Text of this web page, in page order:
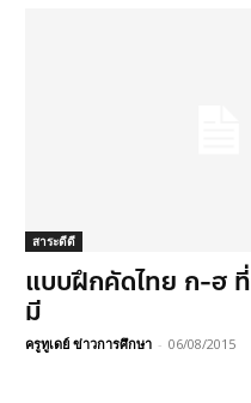
สาระดีดี
แบบฝึกคัดไทย ก-ฮ
มี
ครูทูเดย์ ข่าวการศึกษา - 06/08/2015